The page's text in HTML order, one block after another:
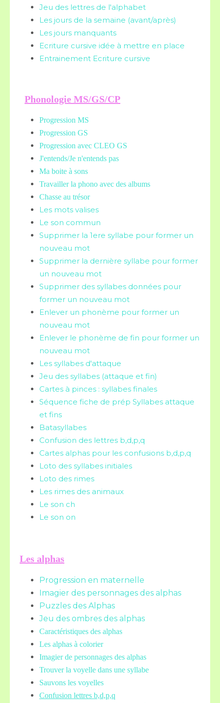
Jeu des lettres de l'alphabet
Les jours de la semaine (avant/après)
Les jours manquants
Ecriture cursive idée à mettre en place
Entrainement Ecriture cursive
Phonologie MS/GS/CP
Progression MS
Progression GS
Progression avec CLEO GS
J'entends/Je n'entends pas
Ma boite à sons
Travailler la phono avec des albums
Chasse au trésor
Les mots valises
Le son commun
Supprimer la 1ere syllabe pour former un
nouveau mot
Supprimer la dernière syllabe pour former
un nouveau mot
Supprimer des syllabes données pour
former un nouveau mot
Enlever un phonème pour former un
nouveau mot
Enlever le phonème de fin pour former un
nouveau mot
Les syllabes d'attaque
Jeu des syllabes (attaque et fin)
Cartes à pinces : syllabes finales
Séquence fiche de prép Syllabes attaque
et fins
Batasyllabes
Confusion des lettres b,d,p,q
Cartes alphas pour les confusions b,d,p,q
Loto des syllabes initiales
Loto des rimes
Les rimes des animaux
Le son ch
Le son on
Les alphas
Progression en maternelle
Imagier des personnages des alphas
Puzzles des Alphas
Jeu des ombres des alphas
Caractéristiques des alphas
Les alphas à colorier
Imagier de personnages des alphas
Trouver la voyelle dans une syllabe
Sauvons les voyelles
Confusion lettres b,d,p,q